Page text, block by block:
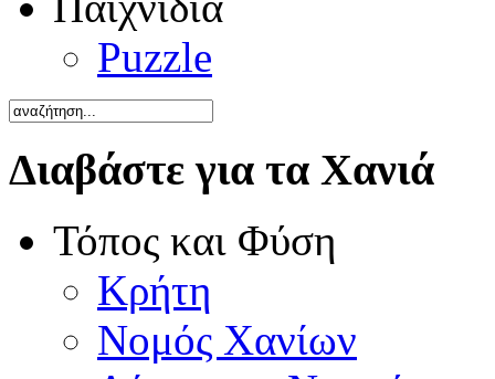
Puzzle
Διαβάστε για τα Χανιά
Τόπος και Φύση
Κρήτη
Νομός Χανίων